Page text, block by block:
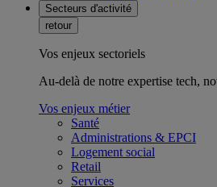
Secteurs d'activité
retour
Vos enjeux sectoriels
Au-delà de notre expertise tech,
Vos enjeux métier
Santé
Administrations & EPCI
Logement social
Retail
Services